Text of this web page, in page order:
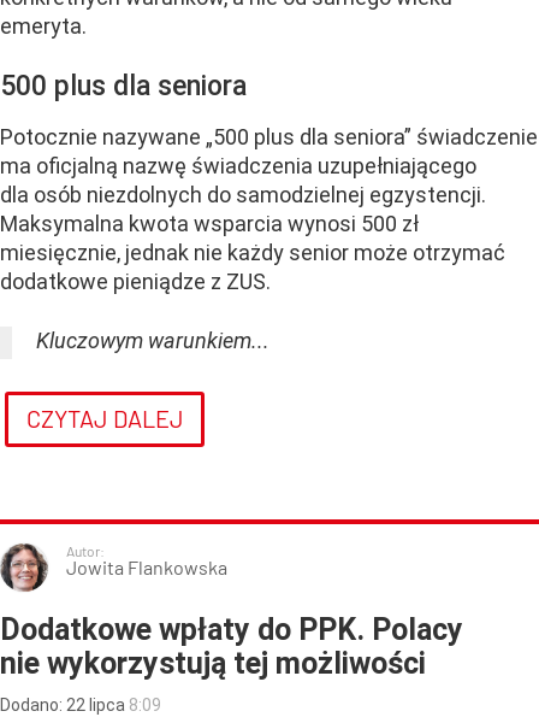
emeryta.
500 plus dla seniora
Potocznie nazywane „500 plus dla seniora” świadczenie
ma oficjalną nazwę świadczenia uzupełniającego
dla osób niezdolnych do samodzielnej egzystencji.
Maksymalna kwota wsparcia wynosi 500 zł
miesięcznie, jednak nie każdy senior może otrzymać
dodatkowe pieniądze z ZUS.
Kluczowym warunkiem...
CZYTAJ DALEJ
Autor:
Jowita Flankowska
Dodatkowe wpłaty do PPK. Polacy
nie wykorzystują tej możliwości
Dodano: 22 lipca 8:09